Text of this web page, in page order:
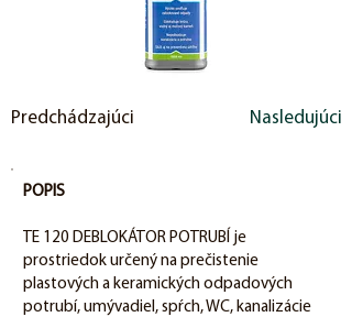
Predchádzajúci Nasledujúci
POPIS
TE 120 DEBLOKÁTOR POTRUBÍ je
prostriedok určený na prečistenie
plastových a keramických odpadových
potrubí, umývadiel, spŕch, WC, kanalizácie